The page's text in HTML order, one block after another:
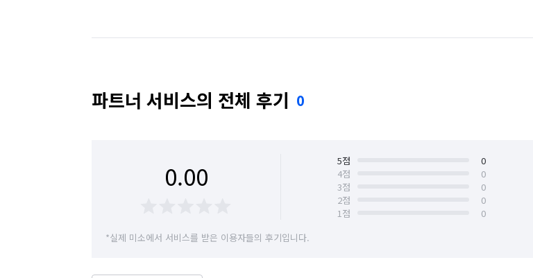
전남 화순군 전북 고창군 전북 군산시
파트너 서비스의 전체 후기 0
0.00 5점
0
4점
0
3점
0
2점
0
1점
0
*실제 미소에서 서비스를 받은 이용자들의 후기입니다.